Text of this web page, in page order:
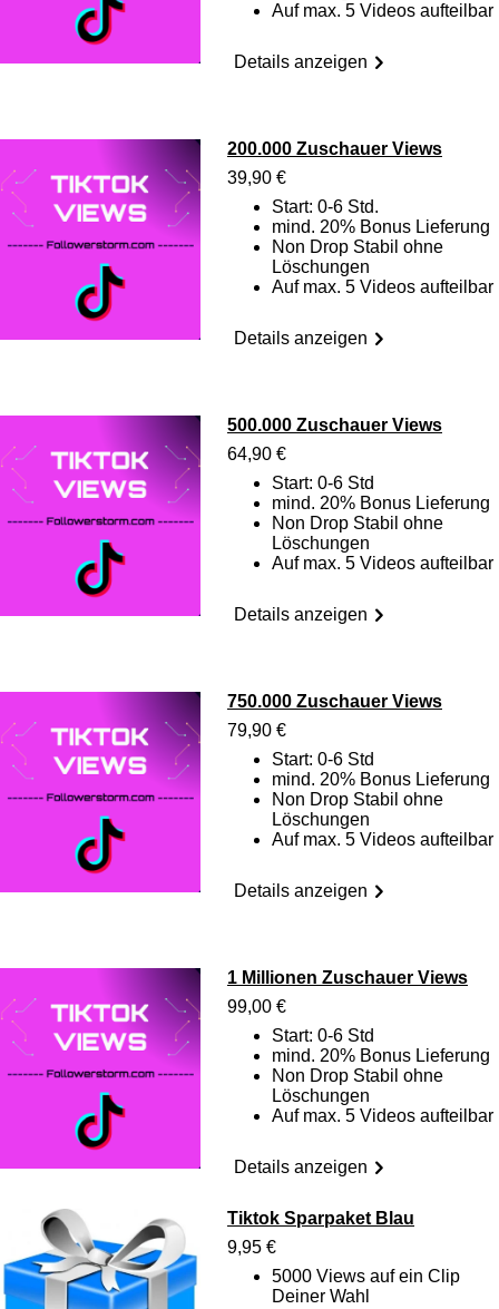
Auf max. 5 Videos aufteilbar
Details anzeigen
200.000 Zuschauer Views
39,90 €
Start: 0-6 Std.
mind. 20% Bonus Lieferung
Non Drop Stabil ohne
Löschungen
Auf max. 5 Videos aufteilbar
Details anzeigen
500.000 Zuschauer Views
64,90 €
Start: 0-6 Std
mind. 20% Bonus Lieferung
Non Drop Stabil ohne
Löschungen
Auf max. 5 Videos aufteilbar
Details anzeigen
750.000 Zuschauer Views
79,90 €
Start: 0-6 Std
mind. 20% Bonus Lieferung
Non Drop Stabil ohne
Löschungen
Auf max. 5 Videos aufteilbar
Details anzeigen
1 Millionen Zuschauer Views
99,00 €
Start: 0-6 Std
mind. 20% Bonus Lieferung
Non Drop Stabil ohne
Löschungen
Auf max. 5 Videos aufteilbar
Details anzeigen
Tiktok Sparpaket Blau
9,95 €
5000 Views auf ein Clip
Deiner Wahl